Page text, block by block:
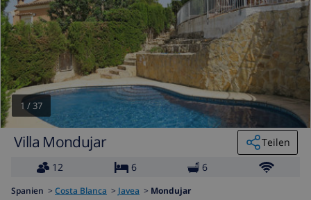
1 /37
Villa Mondujar
Teilen
12
6 6
Spanien > Costa Blanca > Javea > Mondujar